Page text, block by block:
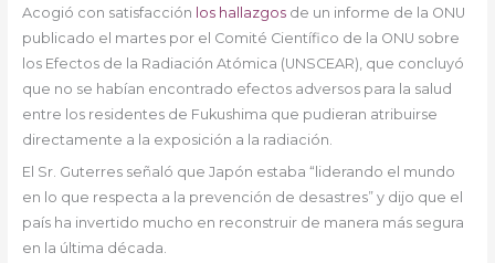
Acogió con satisfacción los hallazgosde un informe de la ONU
publicado el martes por el Comité Científico de la ONU sobre
los Efectos de la Radiación Atómica (UNSCEAR), que concluyó
que no se habían encontrado efectos adversos para la salud
entre los residentes de Fukushima que pudieran atribuirse
directamente a la exposición a la radiación.
El Sr. Guterres señaló que Japón estaba “liderando el mundo
en lo que respecta a la prevención de desastres” y dijo que el
país ha invertido mucho en reconstruir de manera más segura
en la última década.